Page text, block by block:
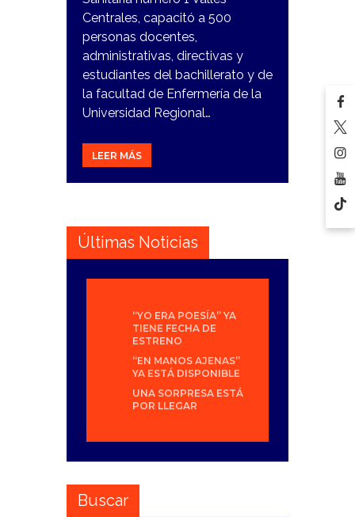
Centrales, capacitó a 500
personas docentes,
administrativas, directivas y
estudiantes del bachillerato y de
la facultad de Enfermería de la
Universidad Regional…
LEER MÁS
Últimas Noticias
“YO ERA POESÍA” YA
TIENE FECHA DE
ESTRENO
“EN MANOS AJENAS”
YA ESTÁ DISPONIBLE
UNA SORPRESA ESTÁ
POR LLEGAR
Buscar